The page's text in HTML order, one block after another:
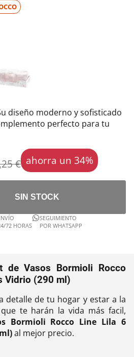
diseño moderno y sofisticado
perfecto para tu
€ ahorra un 34%
SIN STOCK
72 HORAS
SEGUIMIENTO
POR WHATSAPP
de Vasos Bormioli Rocco
Vidrio (290 ml)
detalle de tu hogar y estar a la
te harán la vida más facil,
Bormioli Rocco Line Lila 6
al mejor precio.